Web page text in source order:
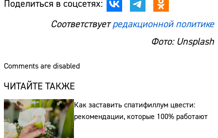
Поделиться в соцсетях:
Соответствуетредакционной политике
Фото: Unsplash
Comments are disabled
ЧИТАЙТЕ ТАКЖЕ
Как заставить спатифиллум цвести:
рекомендации, которые 100% работают